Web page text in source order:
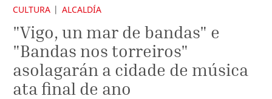
CULTURA ALCALDÍA
"Vigo, un mar de bandas" e
"Bandas nos torreiros"
asolagarán a cidade de música
ata final de ano